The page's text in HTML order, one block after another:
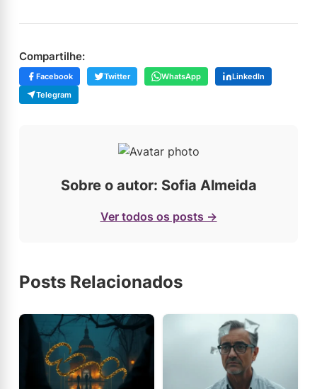
Compartilhe:
Facebook Twitter WhatsApp
LinkedIn
Telegram
Sobre o autor: Sofia Almeida
Ver todos os posts →
Posts Relacionados